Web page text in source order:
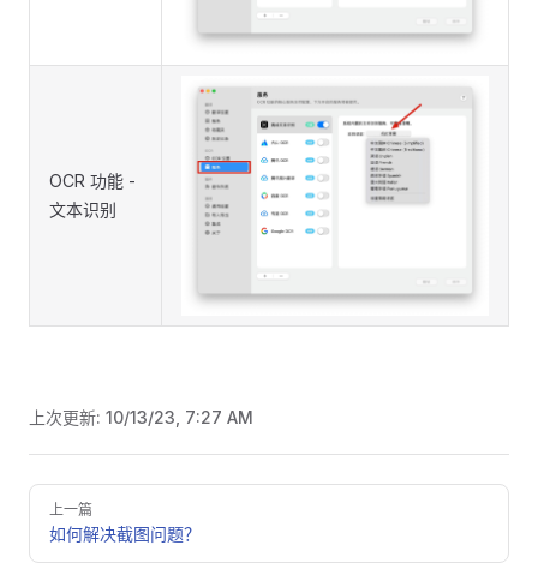
OCR 功能 -
文本识别
上次更新: 10/13/23, 7:27 AM
Pager
上一篇
如何解决截图问题？